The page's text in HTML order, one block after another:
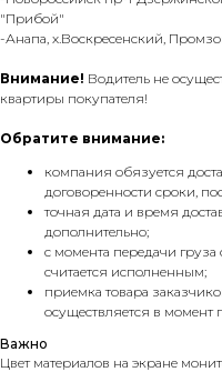
"Прибой"
-Анапа, х.Воскресенский,
Внимание! Водитель не
квартиры покупателя!
Обратите внимание:
компания обязуется
договоренности сроки,
точная дата и время
дополнительно;
с момента передачи груза
считается исполненным;
приемка товара
осуществляется в момент
Важно
Цвет материалов на экране